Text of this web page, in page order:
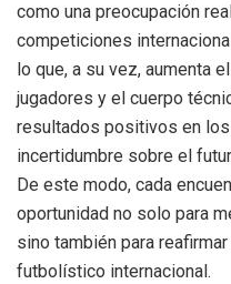
como una preocupación
competiciones
lo que, a su vez, aumenta
jugadores y el cuerpo
resultados positivos en
incertidumbre sobre el
De este modo, cada
oportunidad no solo para
sino también para
futbolístico internacional.